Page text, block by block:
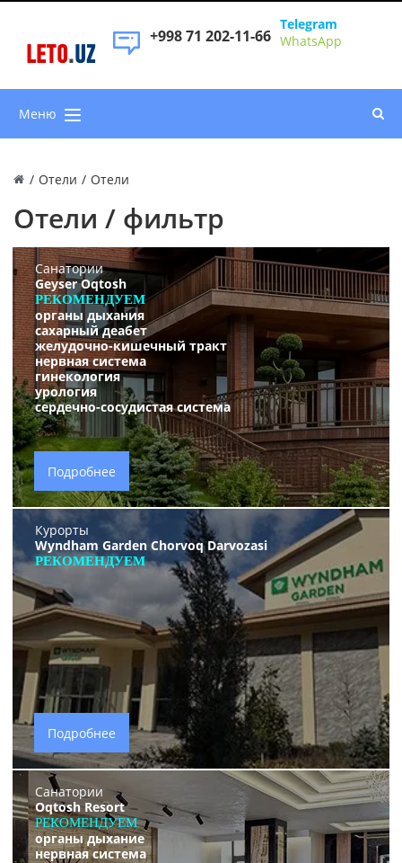
LETO.UZ
+998 71 202-11-66
Telegram
WhatsApp
Меню
/ Отели / Отели
Отели / фильтр
Санатории
Geyser Oqtosh
РЕКОМЕНДУЕМ
органы дыхания
сахарный деабет
желудочно-кишечный тракт
нервная система
гинекология
урология
сердечно-сосудистая система
Подробнее
Курорты
Wyndham Garden Chorvoq Darvozasi
РЕКОМЕНДУЕМ
Подробнее
Санатории
Oqtosh Resort
РЕКОМЕНДУЕМ
органы дыхание
нервная система